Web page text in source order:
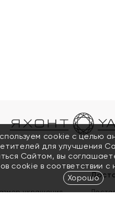
украшения
cookie с целью
для улучшения
Сайтом, вы
cookie в соответствии с
Хорошо